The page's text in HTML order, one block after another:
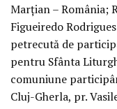
Marțian – România;
Figueiredo
petrecută de
pentru Sfânta
comuniune
Cluj-Gherla, pr.